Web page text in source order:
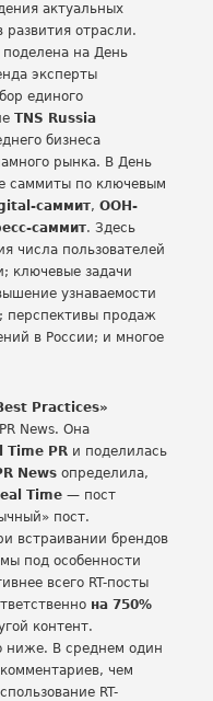
актуальных
развития отрасли.
на День
эксперты
единого
TNS Russia
бизнеса
рынка. В День
саммиты по ключевым
саммит, OOH-
саммит. Здесь
числа пользователей
ключевые задачи
узнаваемости
перспективы продаж
в России; и многое
Practices»
News. Она
Time PR и поделилась
News определила,
Time — пост
пост.
встраивании брендов
под особенности
всего RT-посты
на 750%
контент.
ниже. В среднем один
чем
RT-